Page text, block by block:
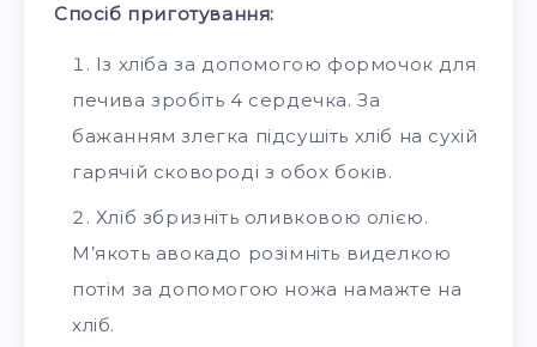
Спосіб приготування:
Із хліба за допомогою формочок для
печива зробіть 4 сердечка. За
бажанням злегка підсушіть хліб на сухій
гарячій сковороді з обох боків.
Хліб збризніть оливковою олією.
М’якоть авокадо розімніть виделкою
потім за допомогою ножа намажте на
хліб.